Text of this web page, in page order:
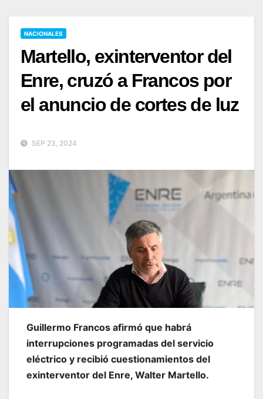
NACIONALES
Martello, exinterventor del
Enre, cruzó a Francos por
el anuncio de cortes de luz
SEP 23, 2024
Guillermo Francos afirmó que habrá
interrupciones programadas del servicio
eléctrico y recibió cuestionamientos del
exinterventor del Enre, Walter Martello.